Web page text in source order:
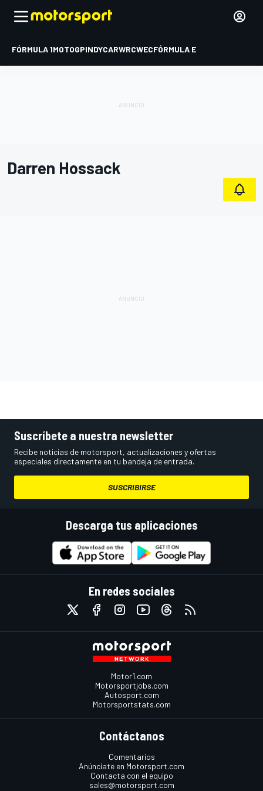
FÓRMULA 1MOTOGPINDYCARWRCWECFÓRMULA E
Darren Hossack
Suscríbete a nuestra newsletter
Recibe noticias de motorsport, actualizaciones y ofertas
especiales directamente en tu bandeja de entrada.
SUSCRIBIRSE
Descarga tus aplicaciones
En redes sociales
Motor1.com
Motorsportjobs.com
Autosport.com
Motorsportstats.com
Contáctanos
Comentarios
Anúnciate en Motorsport.com
Contacta con el equipo
sales@motorsport.com